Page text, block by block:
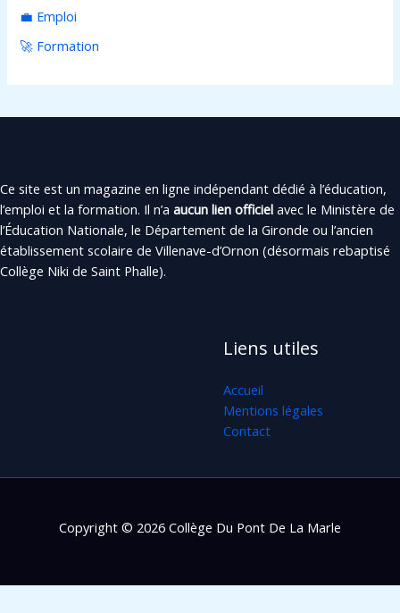
💼 Emploi
🚀 Formation
Ce site est un magazine en ligne indépendant dédié à l’éducation,
l’emploi et la formation. Il n’a aucun lien officiel avec le Ministère de
l’Éducation Nationale, le Département de la Gironde ou l’ancien
établissement scolaire de Villenave-d’Ornon (désormais rebaptisé
Collège Niki de Saint Phalle).
Liens utiles
Accueil
Mentions légales
Contact
Copyright © 2026 Collège Du Pont De La Marle